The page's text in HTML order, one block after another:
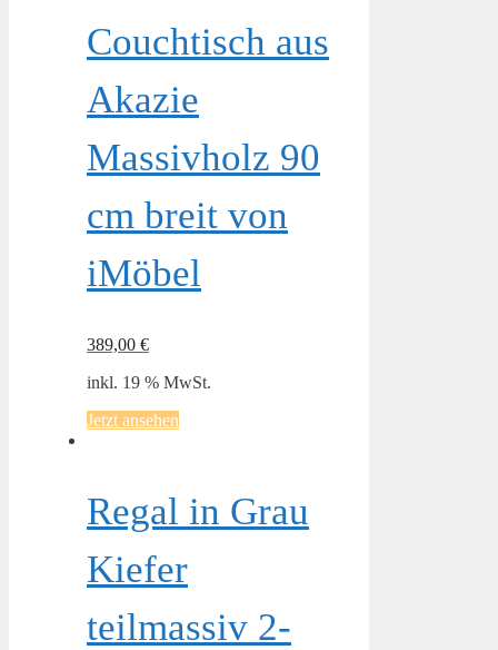
Couchtisch aus
Akazie
Massivholz 90
cm breit von
iMöbel
389,00 €
inkl. 19 % MwSt.
Jetzt ansehen
Regal in Grau
Kiefer
teilmassiv 2-